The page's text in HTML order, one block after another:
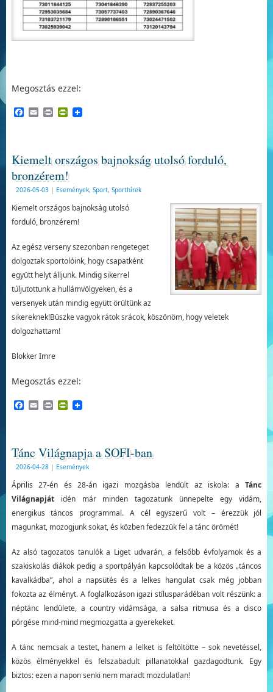
Megosztás ezzel:
Facebook
EmailPrintPrintFriendly
Kiemelt országos bajnokság utolsó forduló,
bronzérem!
2026-05-03 | Események, Sport, Sporthírek
Kiemelt országos bajnokság utolsó
forduló, bronzérem!
Az egész verseny szezonban rengeteget
dolgoztak sportolóink, hogy csapatként
együtt helyt álljunk. Mindig sikerrel
túljutottunk a hullámvölgyeken, és a
versenyek után mindig együtt örültünk az
sikereknek!Büszke vagyok rátok srácok, köszönöm, hogy veletek
dolgozhattam!
Blokker Imre
Megosztás ezzel:
Facebook
EmailPrintPrintFriendly
Tánc Világnapja a SOFI-ban
2026-04-28 | Események
Április 27-én és 28-án igazi mozgásba lendült az iskola: aTánc
Világnapjátidén már minden tagozatunk ünnepelte egy vidám,
energikus táncos programmal. A cél egyszerű volt – érezzük jól
magunkat, mozogjunk sokat, és közben fedezzük fel a tánc örömét!
Az alsó tagozatos tanulók a Liget udvarán, a felsőbb évfolyamok és a
szakiskolás diákok pedig a sportpályán kapcsolódtak be a közös „táncos
kavalkádba”, ahol a napsütés és a lelkes hangulat csak még jobban
fokozta az élményt. A foglalkozáson igazi stílusparádéban volt részünk: a
néptánc lendülete, a country vidámsága, a salsa ritmusa és a disco
pörgése mind-mind megmozgatta a gyerekeket.
A tánc nemcsak a testet, hanem a lelket is feltöltötte – sok nevetéssel,
közös élményekkel és felszabadult pillanatokkal gazdagodtunk. Egy
biztos: ezen a napon senki nem maradt mozdulatlan!